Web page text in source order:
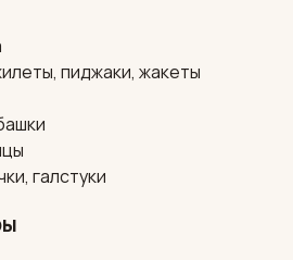
пиджаки, жакеты
галстуки